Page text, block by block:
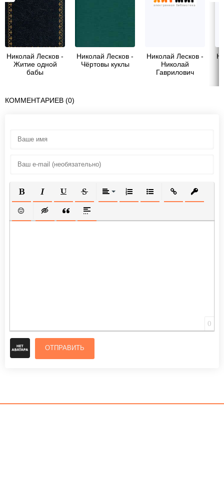
Николай Лесков -
Житие одной
бабы
Николай Лесков -
Чёртовы куклы
Николай Лесков -
Николай
Гаврилович
КОММЕНТАРИЕВ (0)
ПОЛУЖИРНЫЙ
КУРСИВПОДЧЕРКНУТЫЙ
ЗАЧЕРКНУТЫЙВЫРАВНИВАНИЕ
НУМЕРОВАННЫЙ СПИСОК
МАРКИРОВАННЫЙ
ВСТАВИТЬ
ВСТАВИТЬ СМАЙЛИК
ВСТАВКА СКРЫТОГО ТЕКСТА
ВСТАВКА ЦИТАТЫ
ВСТАВКА СПОЙЛЕРА
0
ОТПРАВИТЬ